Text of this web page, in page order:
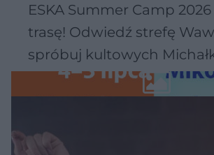
ESKA Summer Camp
trasę! Odwiedź strefę
spróbuj kultowych
Wawelu